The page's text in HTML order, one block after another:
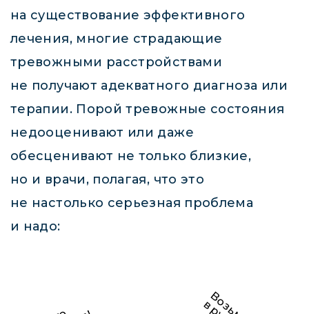
на существование эффективного
лечения, многие страдающие
тревожными расстройствами
не получают адекватного диагноза или
терапии. Порой тревожные состояния
недооценивают или даже
обесценивают не только близкие,
но и врачи, полагая, что это
не настолько серьезная проблема
и надо: